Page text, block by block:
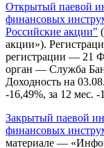
Открытый паевой
финансовых
Российские акции"
акции»).
регистрации — 21
орган — Служба
Доходность на
-16,49%, за 12 мес. -
Закрытый паевой
финансовых
материале —